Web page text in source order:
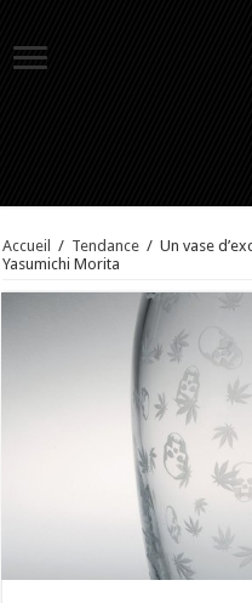
Accueil / Tendance / Un vase
Yasumichi Morita